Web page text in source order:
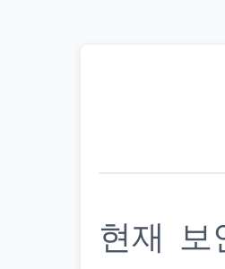
현재 보